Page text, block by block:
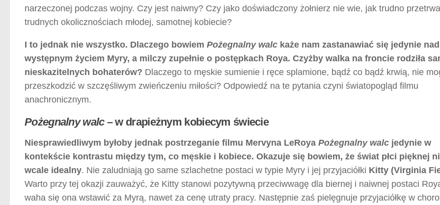
narzeczonej podczas wojny. Czy jest naiwny? Czy jako doświadczony żołnierz nie wie, jak trudno
trudnych okolicznościach młodej, samotnej kobiecie?
I to jednak nie wszystko. Dlaczego bowiem Pożegnalny walc każe nam zastanawiać się jedynie nad
występnym życiem Myry, a milczy zupełnie o postępkach Roya. Czyżby walka na froncie rodziła
nieskazitelnych bohaterów? Dlaczego to męskie sumienie i ręce splamione, bądź co bądź krwią, nie
przeszkodzić w szczęśliwym zwieńczeniu miłości? Odpowiedź na te pytania czyni światopogląd filmu
anachronicznym.
Pożegnalny walc– w drapieżnym kobiecym świecie
Niesprawiedliwym byłoby jednak postrzeganie filmu Mervyna LeRoya Pożegnalny walc jedynie w
kontekście kontrastu między tym, co męskie i kobiece. Okazuje się bowiem, że świat płci pięknej
wcale idealny. Nie zaludniają go same szlachetne postaci w typie Myry i jej przyjaciółki Kitty (Virginia
Warto przy tej okazji zauważyć, że Kitty stanowi pozytywną przeciwwagę dla biernej i naiwnej postaci
waha się ona wstawić za Myrą, nawet za cenę utraty pracy. Następnie zaś pielęgnuje przyjaciółkę w